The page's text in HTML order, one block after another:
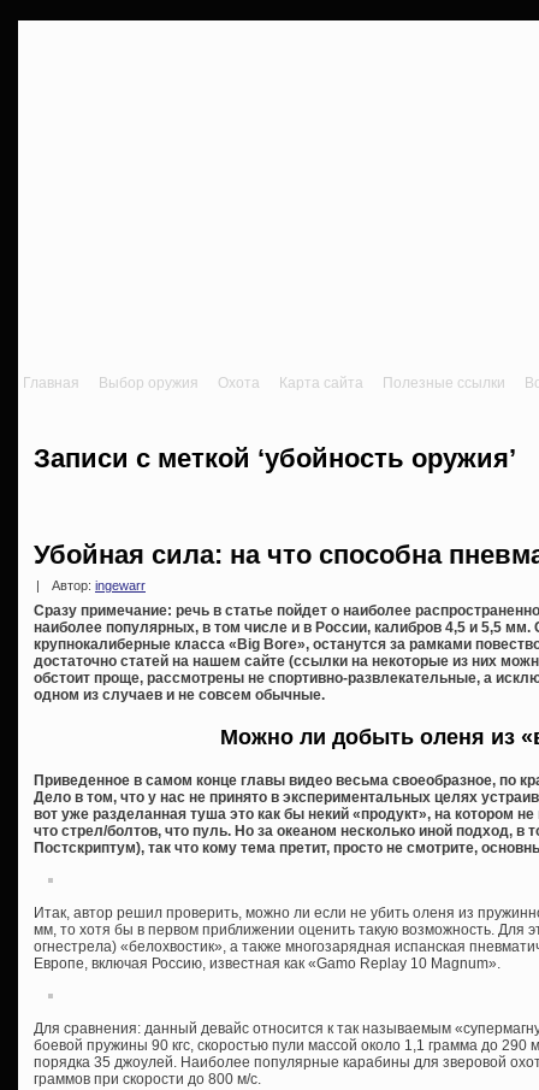
Главная Выбор оружия Охота Карта сайта Полезные ссылки
Записи с меткой ‘убойность оружия’
Убойная сила: на что способна
Автор: ingewarr
Сразу примечание: речь в статье пойдет о наиболее
наиболее популярных, в том числе и в России, калибров 4,5 и 5,5
крупнокалиберные класса «Big Bore», останутся за рамками
достаточно статей на нашем сайте (ссылки на некоторые из них
обстоит проще, рассмотрены не спортивно-развлекательные, а
одном из случаев и не совсем обычные.
Можно ли добыть оленя из
Приведенное в самом конце главы видео весьма своеобразное, по
Дело в том, что у нас не принято в экспериментальных целях
вот уже разделанная туша это как бы некий «продукт», на котором
что стрел/болтов, что пуль. Но за океаном несколько иной подход, в
Постскриптум), так что кому тема претит, просто не смотрите,
Итак, автор решил проверить, можно ли если не убить оленя из
мм, то хотя бы в первом приближении оценить такую возможность. Для
огнестрела) «белохвостик», а также многозарядная испанская
Европе, включая Россию, известная как «Gamo Replay 10 Magnum».
Для сравнения: данный девайс относится к так называемым
боевой пружины 90 кгс, скоростью пули массой около 1,1 грамма до 290
порядка 35 джоулей. Наиболее популярные карабины для зверовой
граммов при скорости до 800 м/с.